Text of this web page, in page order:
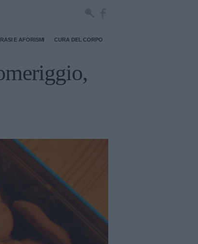
E AFORISMI CURA DEL CORPO